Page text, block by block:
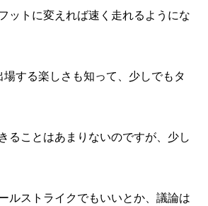
ットに変えれば速く走れるようにな
する楽しさも知って、少しでもタ
ることはあまりないのですが、少し
ルストライクでもいいとか、議論は